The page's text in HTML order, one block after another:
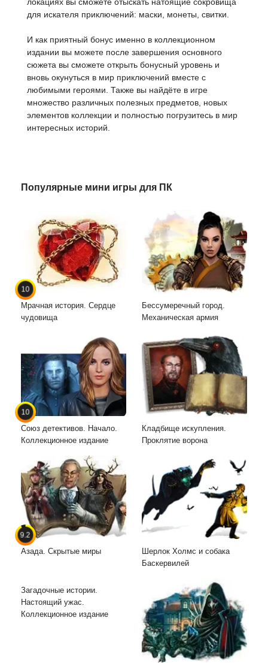
для искателя приключений: маски, монеты, свитки.
И как приятный бонус именно в коллекционном
издании вы можете после завершения основного
сюжета вы сможете открыть бонусный уровень и
вновь окунуться в мир приключений вместе с
любимыми героями. Также вы найдёте в игре
множество различных полезных предметов, новых
элементов коллекции и полностью погрузитесь в мир
интересных историй.
Популярные мини игры для ПК
10
Мрачная история. Сердце
чудовища
Бессумеречный город.
Механическая армия
10
Союз детективов. Начало.
Коллекционное издание
Кладбище искупления.
Проклятие ворона
9.2
Азада. Скрытые миры
Шерлок Холмс и собака
Баскервилей
Загадочные истории.
Настоящий ужас.
Коллекционное издание